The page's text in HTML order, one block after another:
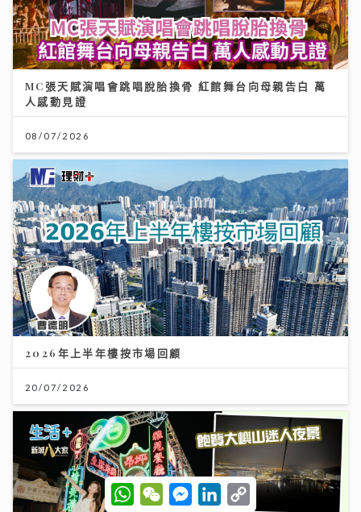
MC張天賦演唱會跳唱脫胎換骨 紅館舞台向母親告白 萬
人感動見證
08/07/2026
2026年上半年樓按市場回顧
20/07/2026
W
h
W
e
M
e
L
C